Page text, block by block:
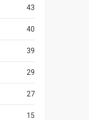
43
40
39
29
27
15